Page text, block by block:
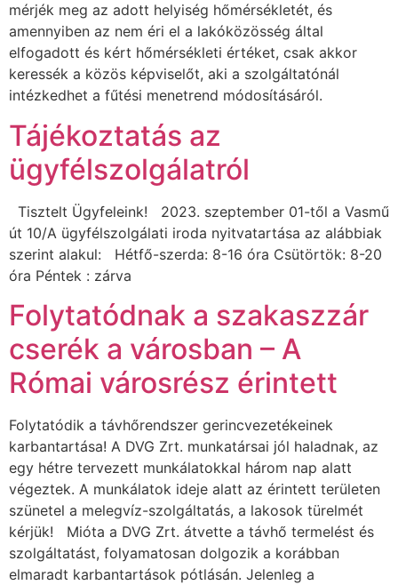
mérjék meg az adott helyiség hőmérsékletét, és
amennyiben az nem éri el a lakóközösség által
elfogadott és kért hőmérsékleti értéket, csak akkor
keressék a közös képviselőt, aki a szolgáltatónál
intézkedhet a fűtési menetrend módosításáról.
Tájékoztatás az
ügyfélszolgálatról
Tisztelt Ügyfeleink! 2023. szeptember 01-től a Vasmű
út 10/A ügyfélszolgálati iroda nyitvatartása az alábbiak
szerint alakul: Hétfő-szerda: 8-16 óra Csütörtök: 8-20
óra Péntek : zárva
Folytatódnak a szakaszzár
cserék a városban – A
Római városrész érintett
Folytatódik a távhőrendszer gerincvezetékeinek
karbantartása! A DVG Zrt. munkatársai jól haladnak, az
egy hétre tervezett munkálatokkal három nap alatt
végeztek. A munkálatok ideje alatt az érintett területen
szünetel a melegvíz-szolgáltatás, a lakosok türelmét
kérjük! Mióta a DVG Zrt. átvette a távhő termelést és
szolgáltatást, folyamatosan dolgozik a korábban
elmaradt karbantartások pótlásán. Jelenleg a